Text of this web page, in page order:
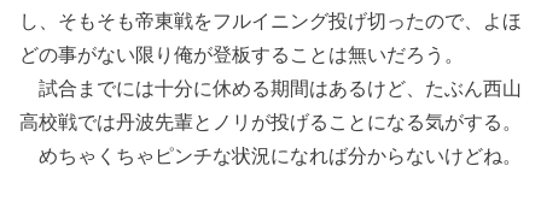
し、そもそも帝東戦をフルイニング投げ切ったので、よほ
どの事がない限り俺が登板することは無いだろう。
試合までには十分に休める期間はあるけど、たぶん西山
高校戦では丹波先輩とノリが投げることになる気がする。
めちゃくちゃピンチな状況になれば分からないけどね。